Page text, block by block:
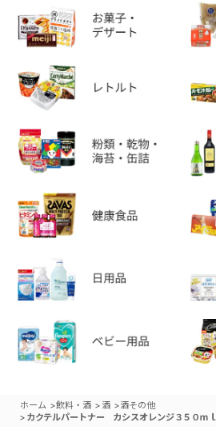
ホーム >飲料・酒 > 酒 >酒その他
> カクテルパートナー カシスオレンジ３５０ｍｌ